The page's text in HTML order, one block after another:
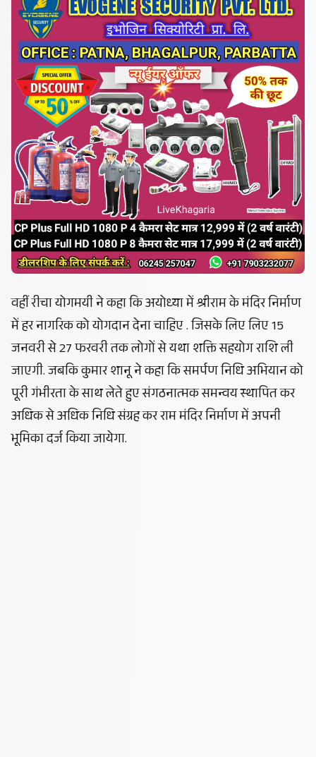
वहीं रीचा योगमयी ने कहा कि अयोध्या में श्रीराम के मंदिर निर्माण
में हर नागरिक को योगदान देना चाहिए . जिसके लिए लिए 15
जनवरी से 27 फरवरी तक लोगों से यथा शक्ति सहयोग राशि ली
जाएगी. जबकि कुमार शानू ने कहा कि समर्पण निधि अभियान को
पूरी गंभीरता के साथ लेते हुए संगठनात्मक समन्वय स्थापित कर
अधिक से अधिक निधि संग्रह कर राम मंदिर निर्माण में अपनी
भूमिका दर्ज किया जायेगा.